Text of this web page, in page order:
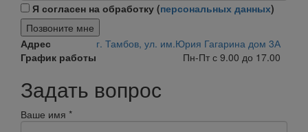
Я согласен на обработку (персональных данных)
Позвоните мне
Адрес
г. Тамбов, ул. им.Юрия Гагарина дом 3А
График работы
Пн-Пт с 9.00 до 17.00
Задать вопрос
Ваше имя *